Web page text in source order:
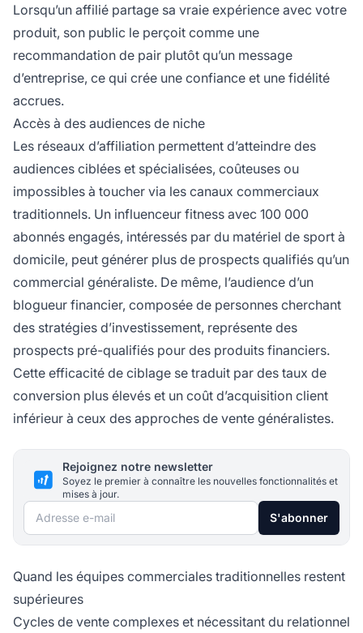
Lorsqu’un affilié partage sa vraie expérience avec votre
produit, son public le perçoit comme une
recommandation de pair plutôt qu’un message
d’entreprise, ce qui crée une confiance et une fidélité
accrues.
Accès à des audiences de niche
Les réseaux d’affiliation permettent d’atteindre des
audiences ciblées et spécialisées, coûteuses ou
impossibles à toucher via les canaux commerciaux
traditionnels. Un influenceur fitness avec 100 000
abonnés engagés, intéressés par du matériel de sport à
domicile, peut générer plus de prospects qualifiés qu’un
commercial généraliste. De même, l’audience d’un
blogueur financier, composée de personnes cherchant
des stratégies d’investissement, représente des
prospects pré-qualifiés pour des produits financiers.
Cette efficacité de ciblage se traduit par des taux de
conversion plus élevés et un coût d’acquisition client
inférieur à ceux des approches de vente généralistes.
Rejoignez notre newsletter
Soyez le premier à connaître les nouvelles fonctionnalités et
mises à jour.
Adresse e-mail S'abonner
Quand les équipes commerciales traditionnelles restent
supérieures
Cycles de vente complexes et nécessitant du relationnel